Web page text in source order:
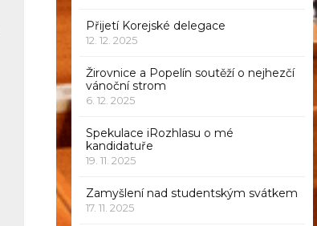
Přijetí Korejské delegace
12. 12. 2025
Žirovnice a Popelín soutěží o nejhezčí
vánoční strom
6. 12. 2025
Spekulace iRozhlasu o mé
kandidatuře
19. 11. 2025
Zamyšlení nad studentským svátkem
17. 11. 2025